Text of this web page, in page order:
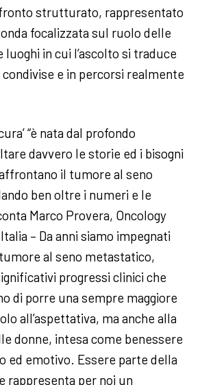
strutturato, rappresentato
focalizzata sul ruolo delle
in cui l’ascolto si traduce
e in percorsi realmente
“è nata dal profondo
davvero le storie ed i bisogni
il tumore al seno
ben oltre i numeri e le
Marco Provera, Oncology
– Da anni siamo impegnati
al seno metastatico,
progressi clinici che
di porre una sempre maggiore
all’aspettativa, ma anche alla
donne, intesa come benessere
ed emotivo. Essere parte della
rappresenta per noi un